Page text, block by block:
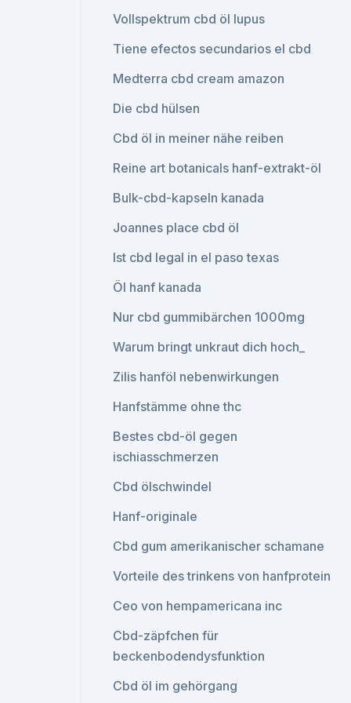
Vollspektrum cbd öl lupus
Tiene efectos secundarios el cbd
Medterra cbd cream amazon
Die cbd hülsen
Cbd öl in meiner nähe reiben
Reine art botanicals hanf-extrakt-öl
Bulk-cbd-kapseln kanada
Joannes place cbd öl
Ist cbd legal in el paso texas
Öl hanf kanada
Nur cbd gummibärchen 1000mg
Warum bringt unkraut dich hoch_
Zilis hanföl nebenwirkungen
Hanfstämme ohne thc
Bestes cbd-öl gegen
ischiasschmerzen
Cbd ölschwindel
Hanf-originale
Cbd gum amerikanischer schamane
Vorteile des trinkens von hanfprotein
Ceo von hempamericana inc
Cbd-zäpfchen für
beckenbodendysfunktion
Cbd öl im gehörgang